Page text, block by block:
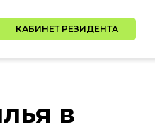
КАБИНЕТ РЕЗИДЕНТА
в